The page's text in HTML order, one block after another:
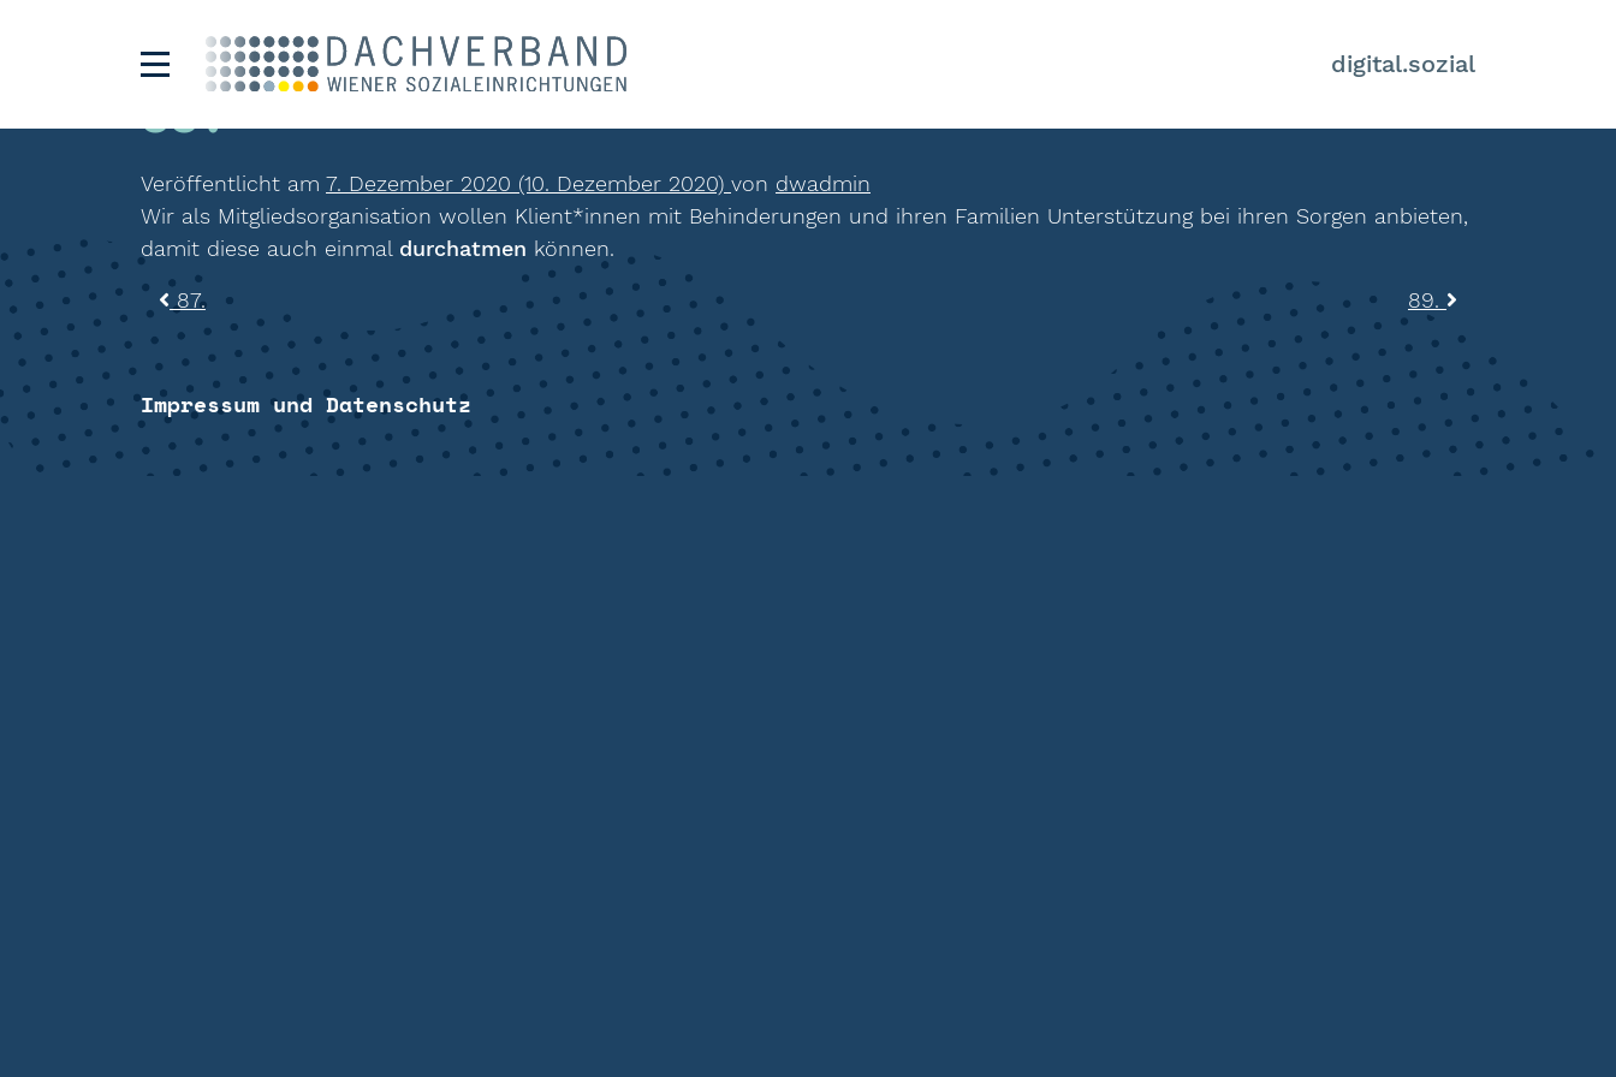
digital.sozial
88.
Veröffentlicht am 7. Dezember 2020 (10. Dezember 2020) von dwadmin
Wir als Mitgliedsorganisation wollen Klient*innen mit Behinderungen und ihren Familien Unterstützung bei ihren Sorgen anbieten,
damit diese auch einmal durchatmen können.
Beitragsnavigation
87. 89.
Impressum und Datenschutz